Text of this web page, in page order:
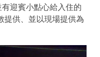
迎賓小點心給入住的
提供、並以現場提供為